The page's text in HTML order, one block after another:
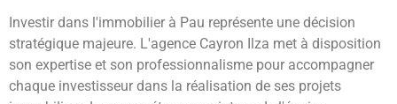
Investir dans l'immobilier à Pau représente une décision
stratégique majeure. L'agence Cayron Ilza met à disposition
son expertise et son professionnalisme pour accompagner
chaque investisseur dans la réalisation de ses projets